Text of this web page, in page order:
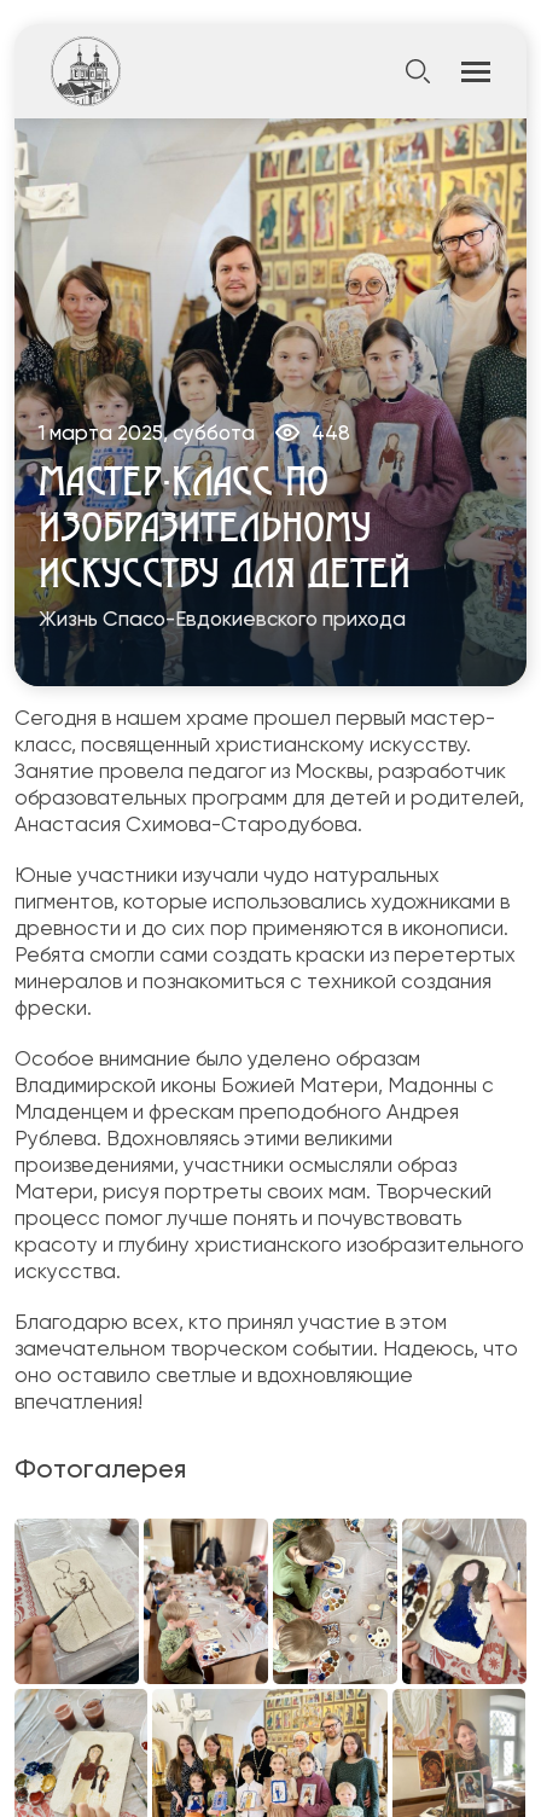
1 марта 2025, суббота 448
МАСТЕР-КЛАСС ПО
ИЗОБРАЗИТЕЛЬНОМУ
ИСКУССТВУ ДЛЯ ДЕТЕЙ
Жизнь Спасо-Евдокиевского прихода
Сегодня в нашем храме прошел первый мастер-
класс, посвященный христианскому искусству.
Занятие провела педагог из Москвы, разработчик
образовательных программ для детей и родителей,
Анастасия Схимова-Стародубова.
Юные участники изучали чудо натуральных
пигментов, которые использовались художниками в
древности и до сих пор применяются в иконописи.
Ребята смогли сами создать краски из перетертых
минералов и познакомиться с техникой создания
фрески.
Особое внимание было уделено образам
Владимирской иконы Божией Матери, Мадонны с
Младенцем и фрескам преподобного Андрея
Рублева. Вдохновляясь этими великими
произведениями, участники осмысляли образ
Матери, рисуя портреты своих мам. Творческий
процесс помог лучше понять и почувствовать
красоту и глубину христианского изобразительного
искусства.
Благодарю всех, кто принял участие в этом
замечательном творческом событии. Надеюсь, что
оно оставило светлые и вдохновляющие
впечатления!
Фотогалерея